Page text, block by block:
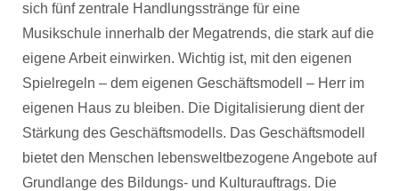
sich fünf zentrale Handlungsstränge für eine
Musikschule innerhalb der Megatrends, die stark auf die
eigene Arbeit einwirken. Wichtig ist, mit den eigenen
Spielregeln – dem eigenen Geschäftsmodell – Herr im
eigenen Haus zu bleiben. Die Digitalisierung dient der
Stärkung des Geschäftsmodells. Das Geschäftsmodell
bietet den Menschen lebensweltbezogene Angebote auf
Grundlange des Bildungs- und Kulturauftrags. Die